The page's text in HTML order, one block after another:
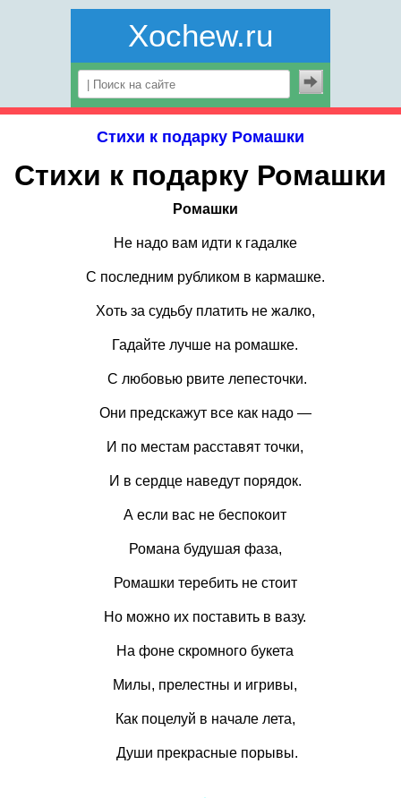
Xochew.ru
Стихи к подарку Ромашки
Стихи к подарку Ромашки
Ромашки
Не надо вам идти к гадалке
С последним рубликом в кармашке.
Хоть за судьбу платить не жалко,
Гадайте лучше на ромашке.
С любовью рвите лепесточки.
Они предскажут все как надо —
И по местам расставят точки,
И в сердце наведут порядок.
А если вас не беспокоит
Романа будушая фаза,
Ромашки теребить не стоит
Но можно их поставить в вазу.
На фоне скромного букета
Милы, прелестны и игривы,
Как поцелуй в начале лета,
Души прекрасные порывы.